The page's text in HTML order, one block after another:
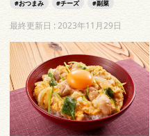
おつまみ チーズ 副菜
最終更新日 :2023年11月29日